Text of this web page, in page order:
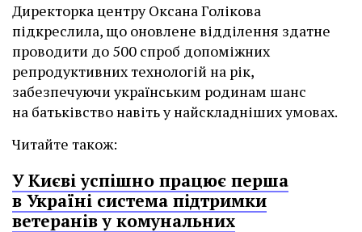
Директорка центру Оксана Голікова
підкреслила, що оновлене відділення здатне
проводити до 500 спроб допоміжних
репродуктивних технологій на рік,
забезпечуючи українським родинам шанс
на батьківство навіть у найскладніших умовах.
Читайте також:
У Києві успішно працює перша
в Україні система підтримки
ветеранів у комунальних